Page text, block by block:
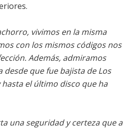
vivimos en la misma
con los mismos códigos nos
Además, admiramos
que fue bajista de Los
hasta el último disco que ha
una seguridad y certeza que a